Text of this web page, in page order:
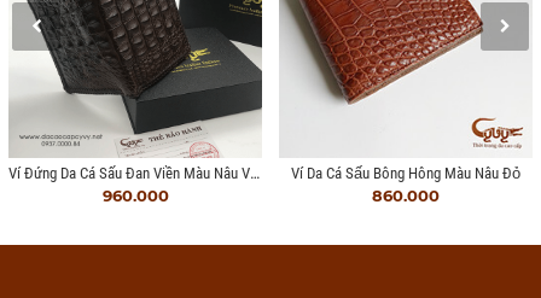
Ví Đứng Da Cá Sấu Đan Viền Màu Nâu VCM95H2
960.000
Ví Da Cá Sấu Bông Hông Màu Nâu Đỏ
860.000